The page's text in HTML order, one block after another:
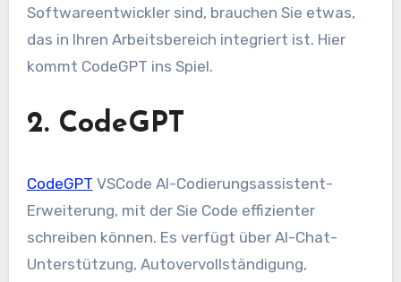
Softwareentwickler sind, brauchen Sie etwas,
das in Ihren Arbeitsbereich integriert ist. Hier
kommt CodeGPT ins Spiel.
2. CodeGPT
CodeGPT VSCode AI-Codierungsassistent-
Erweiterung, mit der Sie Code effizienter
schreiben können. Es verfügt über AI-Chat-
Unterstützung, Autovervollständigung,